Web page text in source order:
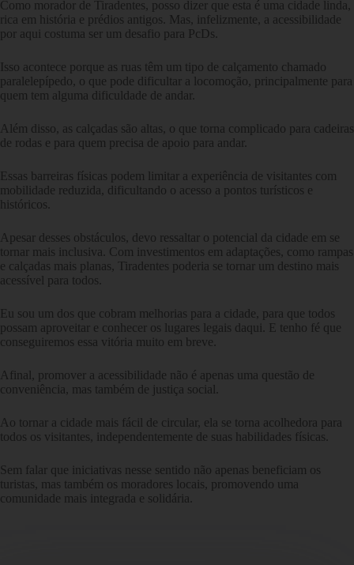
Como morador de Tiradentes, posso dizer que esta é uma cidade linda,
rica em história e prédios antigos. Mas, infelizmente, a acessibilidade
por aqui costuma ser um desafio para PcDs.
Isso acontece porque as ruas têm um tipo de calçamento chamado
paralelepípedo, o que pode dificultar a locomoção, principalmente para
quem tem alguma dificuldade de andar.
Além disso, as calçadas são altas, o que torna complicado para cadeiras
de rodas e para quem precisa de apoio para andar.
Essas barreiras físicas podem limitar a experiência de visitantes com
mobilidade reduzida, dificultando o acesso a pontos turísticos e
históricos.
Apesar desses obstáculos, devo ressaltar o potencial da cidade em se
tornar mais inclusiva. Com investimentos em adaptações, como rampas
e calçadas mais planas, Tiradentes poderia se tornar um destino mais
acessível para todos.
Eu sou um dos que cobram melhorias para a cidade, para que todos
possam aproveitar e conhecer os lugares legais daqui. E tenho fé que
conseguiremos essa vitória muito em breve.
Afinal, promover a acessibilidade não é apenas uma questão de
conveniência, mas também de justiça social.
Ao tornar a cidade mais fácil de circular, ela se torna acolhedora para
todos os visitantes, independentemente de suas habilidades físicas.
Sem falar que iniciativas nesse sentido não apenas beneficiam os
turistas, mas também os moradores locais, promovendo uma
comunidade mais integrada e solidária.